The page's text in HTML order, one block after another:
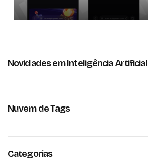
Novidades em Inteligência Artificial
Nuvem de Tags
Categorias